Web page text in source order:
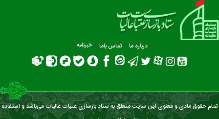
درباره ما تماس باما خبرنامه
تمام حقوق مادی و معنوی این سایت متعلق به ستاد بازسازی عتبات عالیات می‌باشد و استفاده